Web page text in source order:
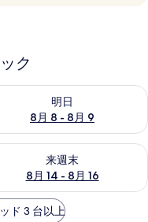
ク
明日
8月 8 - 8月 9
8月 8 - 8月 9 の空室状況
ク
来週末
8月 14 - 8月 16
8月 14 - 8月 16 の空室
ド 3 台以上